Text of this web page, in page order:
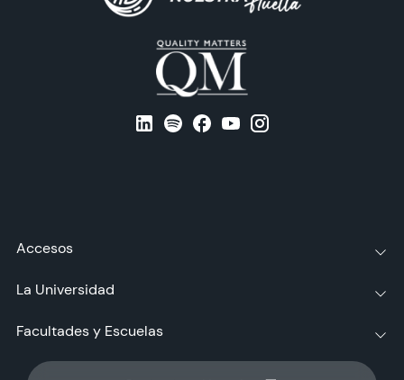
Accesos
La Universidad
Facultades y Escuelas